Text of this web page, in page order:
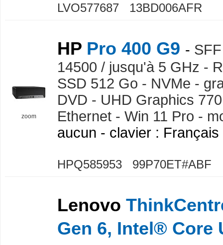
LVO577687 13BD006AFR
zoom
HP Pro 400 G9 -
14500 / jusqu'à 5 GHz -
SSD 512 Go - NVMe -
DVD - UHD Graphics
Ethernet - Win 11 Pro -
aucun - clavier : Français
HPQ585953 99P70ET#ABF
Lenovo
Gen 6, Intel® Core